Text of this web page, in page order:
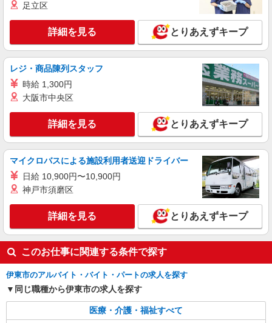
静岡県伊東市 【最寄駅】伊豆急行「南伊東」
いエリアなど、お好きな勤務地をお選び下さ
い！！
キープ 詳細を見る
アルバイト パート 派遣社員
日研トータルソーシング株式会社 メディカルケア事業部/三島オフィ
ス
未経験・無資格OKの介護スタッフ
時給1,400円〜1,600円 ★週払いOK（規定あ
り） ※給与幅は経験・能力による
静岡県伊東市 【最寄駅】伊豆急行「川奈」駅
★勤務地は3000ヶ所以上★ 自宅から通いやすいエ
リアなど、お好きな勤務地をお選び下さい！！
キープ 詳細を見る
パート 派遣社員
日研トータルソーシング株式会社 メディカルケア事業部/三島オフィ
未経験・無資格OKの介護スタッフ
り） ※給与幅は経験・能力による
静岡県伊東市 【最寄駅】伊豆急行「南伊東」
駅 ★勤務地は3000ヶ所以上★ 自宅から通いやす
いエリアなど、お好きな勤務地をお選び下さ
足立区
詳細を見る とりあえずキープ
レジ・商品陳列スタッフ
時給 1,300円
大阪市中央区
詳細を見る とりあえずキープ
マイクロバスによる施設利用者送迎ドライバー
日給 10,900円〜10,900円
神戸市須磨区
詳細を見る とりあえずキープ
このお仕事に関連する条件で探す
伊東市のアルバイト・バイト・パートの求人を探す
同じ職種から伊東市の求人を探す
医療・介護・福祉すべて